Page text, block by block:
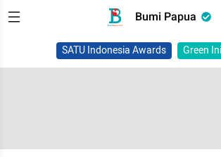
Bumi Papua
SATU Indonesia Awards Green